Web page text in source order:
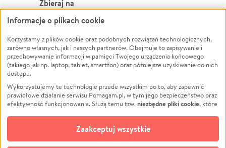
Zbieraj na
Leczenie
Zwierzęta
Pożar
Ukraina
Pomoc Finansowa
Projekty
Pogrzeb
Społeczność lokalna
Kultura
Powódź
Wichura
NGO
Edukacja
Podróż
Impreza
Ochrona środowiska
Biznes
Informacje o plikach cookie
Korzystamy z plików cookie oraz podobnych rozwiązań technologicznych,
zarówno własnych, jak i naszych partnerów. Obejmuje to zapisywanie i
przechowywanie informacji w pamięci Twojego urządzenia końcowego
(takiego jak np. laptop, tablet, smartfon) oraz późniejsze uzyskiwanie do nich
dostępu.
Wykorzystujemy te technologie przede wszystkim po to, aby zapewnić
prawidłowe działanie serwisu Pomagam.pl, w tym jego bezpieczeństwo oraz
efektywność funkcjonowania. Służą temu tzw.niezbędne pliki cookie, które
opcjonalnych plików cookie
technologii do celów analitycznych i retargetingowych. Możesz wyrazić
zgodę na ich stosowanie lub jej odmówić. W dowolnym momencie masz
Zaakceptuj wszystkie